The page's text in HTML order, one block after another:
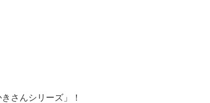
さんシリーズ」！